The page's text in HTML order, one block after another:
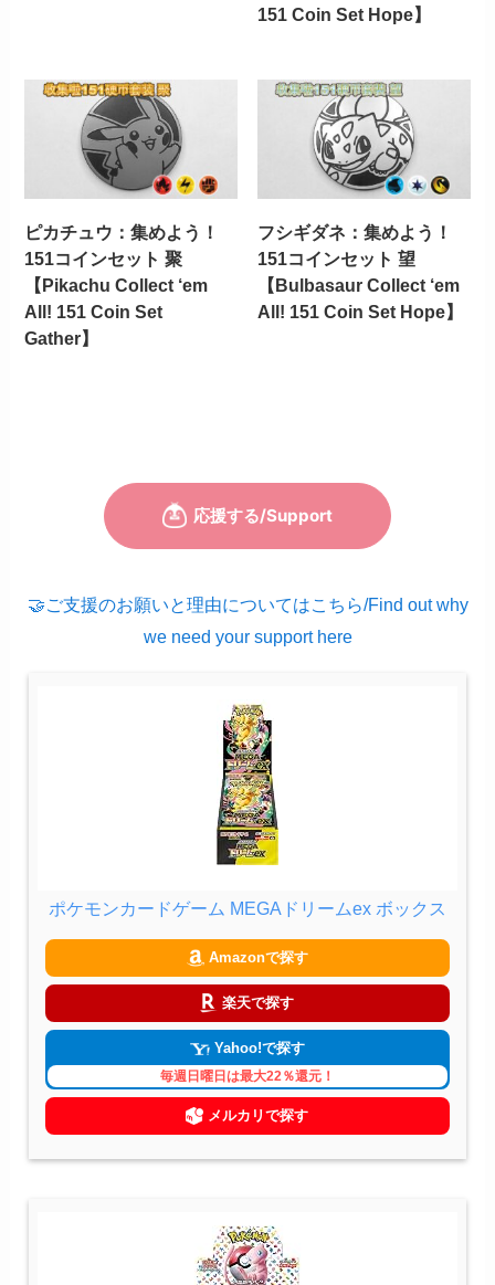
151 Coin Set Hope】
ピカチュウ：集めよう！
151コインセット 聚
【Pikachu Collect ‘em
All! 151 Coin Set
Gather】
フシギダネ：集めよう！
151コインセット 望
【Bulbasaur Collect ‘em
All! 151 Coin Set Hope】
🤝ご支援のお願いと理由についてはこちら/Find out why
we need your support here
ポケモンカードゲーム MEGAドリームex ボックス
Amazonで探す
楽天で探す
Yahoo!で探す
毎週日曜日は最大22％還元！
メルカリで探す